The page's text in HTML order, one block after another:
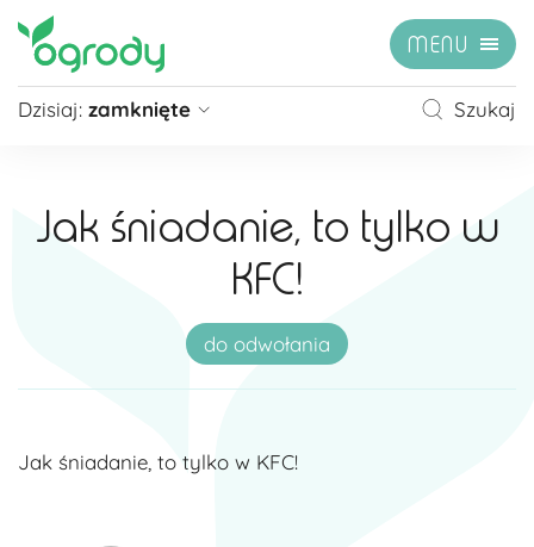
MENU
Dzisiaj: zamknięte
Niedziela
zamknięte
Niedziela handlowa
10:00 - 20:00
Szukaj
Jak śniadanie, to tylko w
KFC!
do odwołania
Jak śniadanie, to tylko w KFC!